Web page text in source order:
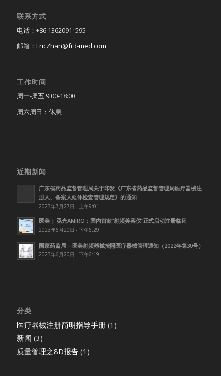
联系方式
电话：+86 13620911595
邮箱： EricZhan@frd-med.com
工作时间
周一-周五 9:00-18:00
周六周日：休息
近期新闻
广东省药品监督管理局关于印发《广东省药品监督管理局医疗器械注
册人、备案人延伸检查管理规定》的通知
2023年7月27日 - 上午9:01
医美 | 觅光AMIRO：国内首款”射频美容仪”正式启动注册临床
2023年6月20日 - 下午6:29
国家药监局—医美射频器械按照医疗器械管理通知（2022年第30号）
2023年6月20日 - 下午6:19
分类
医疗器械注册简明指导手册(1)
新闻 (3)
质量管理之8D报告(1)